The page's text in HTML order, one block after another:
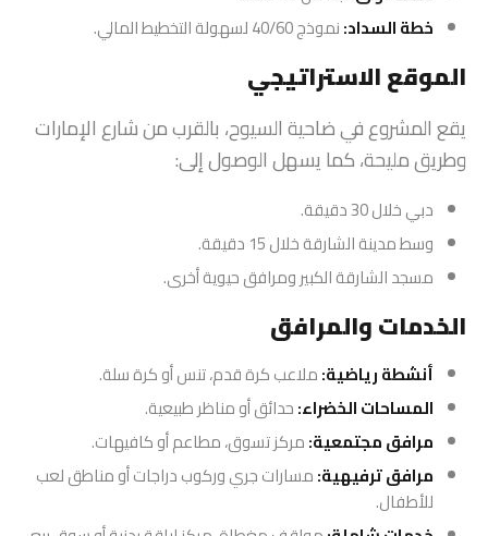
خطة السداد:نموذج 40/60 لسهولة التخطيط المالي.
الموقع الاستراتيجي
يقع المشروع في ضاحية السيوح، بالقرب من شارع الإمارات
وطريق مليحة، كما يسهل الوصول إلى:
دبي خلال 30 دقيقة.
وسط مدينة الشارقة خلال 15 دقيقة.
مسجد الشارقة الكبير ومرافق حيوية أخرى.
الخدمات والمرافق
أنشطة رياضية:ملاعب كرة قدم، تنس أو كرة سلة.
المساحات الخضراء:حدائق أو مناظر طبيعية.
مرافق مجتمعية:مركز تسوق، مطاعم أو كافيهات.
مرافق ترفيهية:مسارات جري وركوب دراجات أو مناطق لعب
للأطفال.